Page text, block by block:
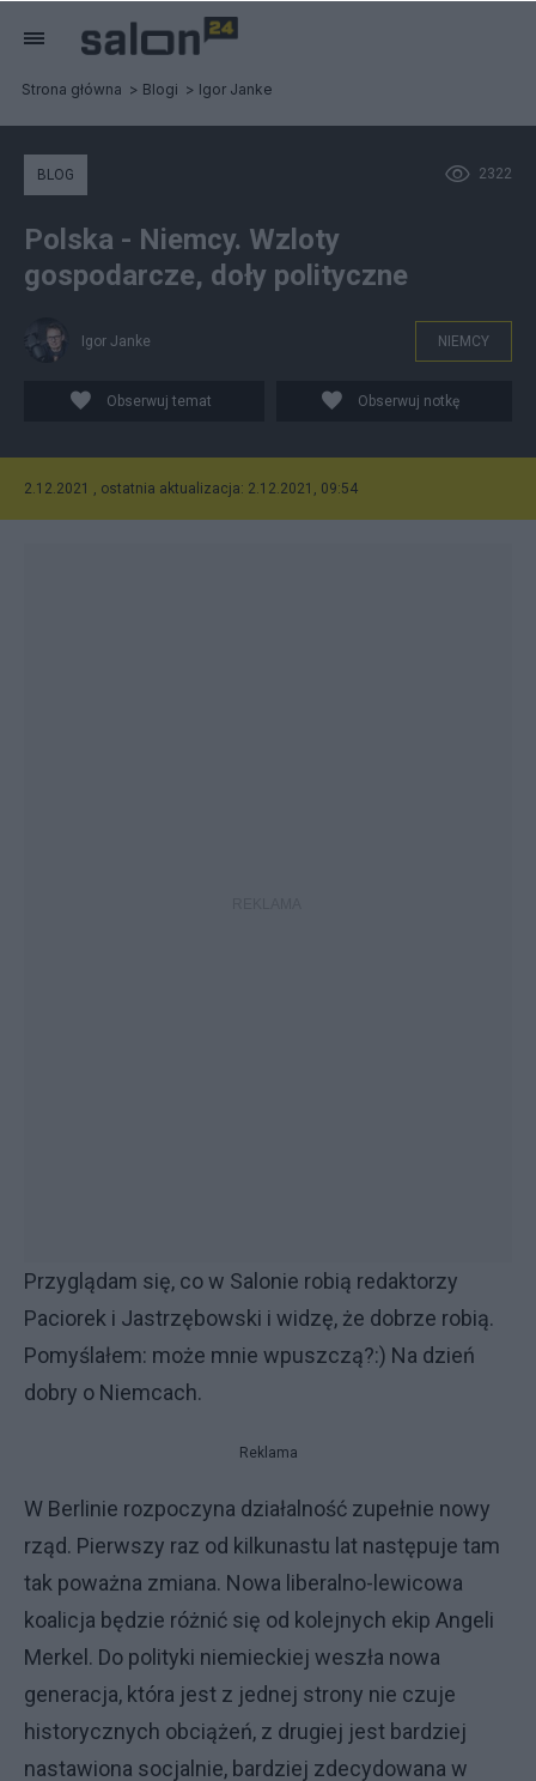
Strona główna Blogi Igor Janke
2322
BLOG
Polska - Niemcy. Wzloty
gospodarcze, doły polityczne
Igor Janke NIEMCY
Obserwuj temat Obserwuj notkę
2.12.2021 , ostatnia aktualizacja: 2.12.2021, 09:54
Przyglądam się, co w Salonie robią redaktorzy
Paciorek i Jastrzębowski i widzę, że dobrze robią.
Pomyślałem: może mnie wpuszczą?:) Na dzień
dobry o Niemcach.
Reklama
W Berlinie rozpoczyna działalność zupełnie nowy
rząd. Pierwszy raz od kilkunastu lat następuje tam
tak poważna zmiana. Nowa liberalno-lewicowa
koalicja będzie różnić się od kolejnych ekip Angeli
Merkel. Do polityki niemieckiej weszła nowa
generacja, która jest z jednej strony nie czuje
historycznych obciążeń, z drugiej jest bardziej
nastawiona socjalnie, bardziej zdecydowana w